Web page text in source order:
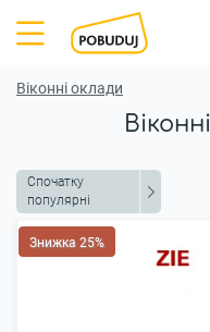
Віконні оклади
Спочатку
популярні
Знижка 25%